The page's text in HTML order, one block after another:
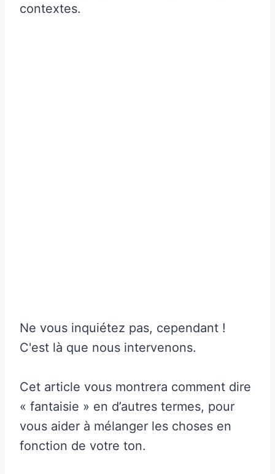
contextes.
Ne vous inquiétez pas, cependant !
C'est là que nous intervenons.
Cet article vous montrera comment dire
« fantaisie » en d’autres termes, pour
vous aider à mélanger les choses en
fonction de votre ton.